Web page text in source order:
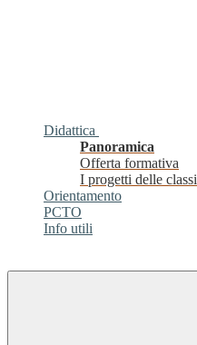
Didattica
Panoramica
Offerta formativa
I progetti delle classi
Orientamento
PCTO
Info utili